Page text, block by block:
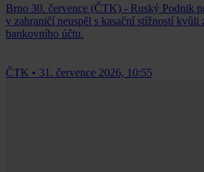
Brno 30. července (ČTK) - Ruský Podnik
v zahraničí neuspěl s kasační stížností kvůli
bankovního účtu.
ČTK • 31. července 2026, 10:55